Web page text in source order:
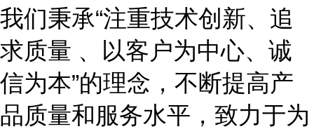
我们秉承“注重技术创新、追
求质量 、以客户为中心、诚
信为本”的理念，不断提高产
品质量和服务水平，致力于为